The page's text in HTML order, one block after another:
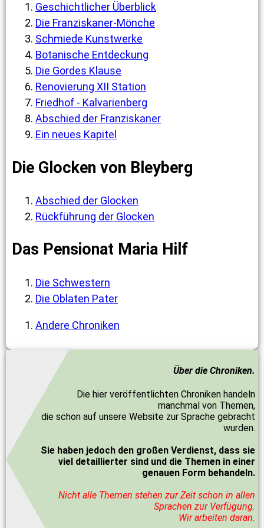
Geschichtlicher Überblick
Die Franziskaner-Mönche
Schmiede Kunstwerke
Botanische Entdeckung
Die Gordes Klause
Renovierung XII Station
Friedhof - Kalvarienberg
Abschied der Franziskaner
Ein neues Kapitel
Die Glocken von Bleyberg
Abschied der Glocken
Rückführung der Glocken
Das Pensionat Maria Hilf
Die Schwestern
Die Oblaten Pater
Andere Chroniken
Über die Chroniken.
Die hier veröffentlichten Chroniken handeln
manchmal von Themen,
die schon auf unsere Website zur Sprache gebracht
wurden.
Sie haben jedoch den großen Verdienst, dass sie
viel detaillierter sind und die Themen in einer
genauen Form behandeln.
Nicht alle Themen stehen zur Zeit schon in allen
Sprachen zur Verfügung.
Wir arbeiten daran.